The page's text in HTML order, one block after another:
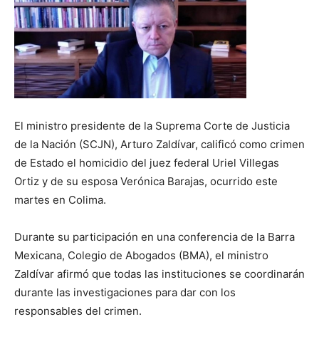
El ministro presidente de la Suprema Corte de Justicia
de la Nación (SCJN), Arturo Zaldívar, calificó como crimen
de Estado el homicidio del juez federal Uriel Villegas
Ortiz y de su esposa Verónica Barajas, ocurrido este
martes en Colima.
Durante su participación en una conferencia de la Barra
Mexicana, Colegio de Abogados (BMA), el ministro
Zaldívar afirmó que todas las instituciones se coordinarán
durante las investigaciones para dar con los
responsables del crimen.